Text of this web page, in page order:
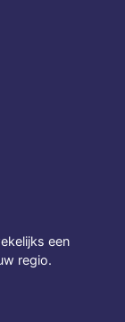
een
regio.